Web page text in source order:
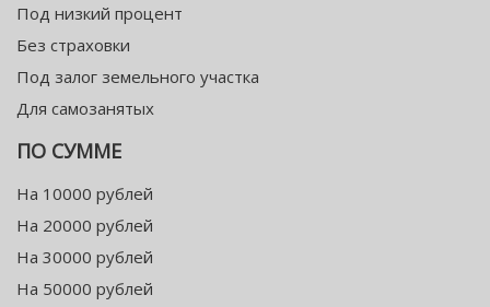
Под низкий процент
Без страховки
Под залог земельного участка
Для самозанятых
ПО СУММЕ
На 10000 рублей
На 20000 рублей
На 30000 рублей
На 50000 рублей